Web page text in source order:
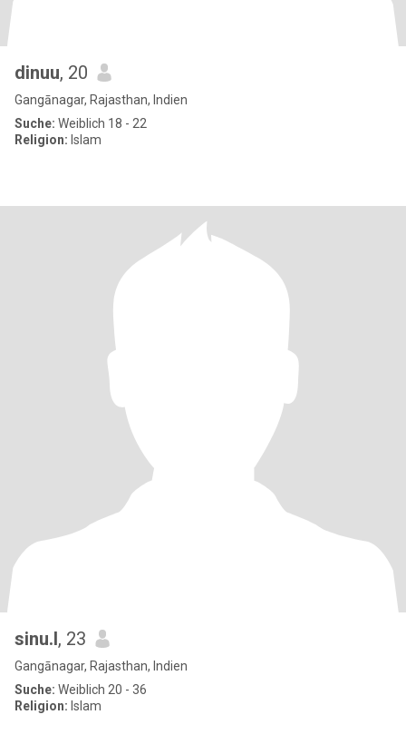
dinuu, 20
Gangānagar, Rajasthan, Indien
Suche: Weiblich 18 - 22
Religion: Islam
sinu.l, 23
Gangānagar, Rajasthan, Indien
Suche: Weiblich 20 - 36
Religion: Islam